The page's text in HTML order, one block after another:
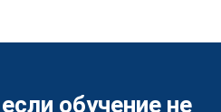
обучение не